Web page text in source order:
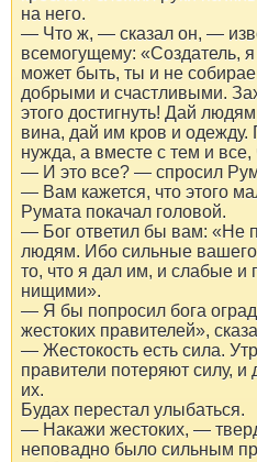
на него.
— Что ж, — сказал он, —
всемогущему: «Создатель,
может быть, ты и не
добрыми и счастливыми.
этого достигнуть! Дай
вина, дай им кров и одежду.
нужда, а вместе с тем и все,
— И это все? — спросил
— Вам кажется, что этого
Румата покачал головой.
— Бог ответил бы вам: «Не
людям. Ибо сильные
то, что я дал им, и слабые и
нищими».
— Я бы попросил бога
жестоких правителей»,
— Жестокость есть сила.
правители потеряют силу, и
их.
Будах перестал улыбаться.
— Накажи жестоких, —
неповадно было сильным